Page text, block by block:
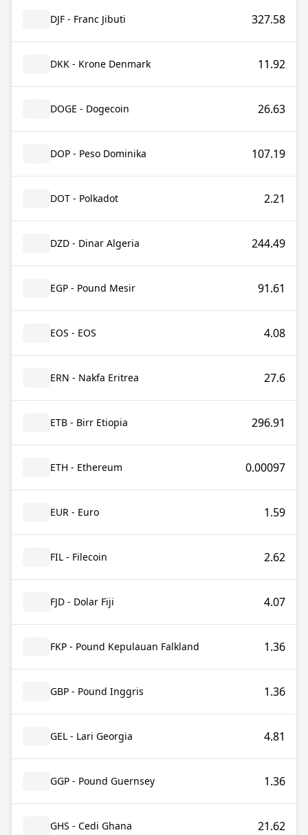
DJF - Franc Jibuti 327.58
DKK - Krone Denmark 11.92
DOGE - Dogecoin 26.63
DOP - Peso Dominika 107.19
DOT - Polkadot 2.21
DZD - Dinar Algeria 244.49
EGP - Pound Mesir 91.61
EOS - EOS 4.08
ERN - Nakfa Eritrea 27.6
ETB - Birr Etiopia 296.91
ETH - Ethereum 0.00097
EUR - Euro 1.59
FIL - Filecoin 2.62
FJD - Dolar Fiji 4.07
FKP - Pound Kepulauan Falkland 1.36
GBP - Pound Inggris 1.36
GEL - Lari Georgia 4.81
GGP - Pound Guernsey 1.36
GHS - Cedi Ghana 21.62